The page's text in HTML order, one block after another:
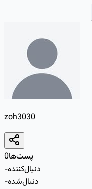
zoh3030
0پست‌ها
-دنبال‌کننده
-دنبال‌شده